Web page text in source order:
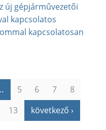
új gépjárművezetői
kapcsolatos
kapcsolatosan
5 6 7
8
13
következő ›